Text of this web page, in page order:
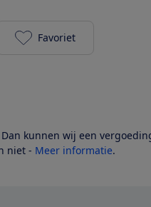
OPPO Reno10 5G
Favoriet
kunnen wij een
niet - Meer informatie.